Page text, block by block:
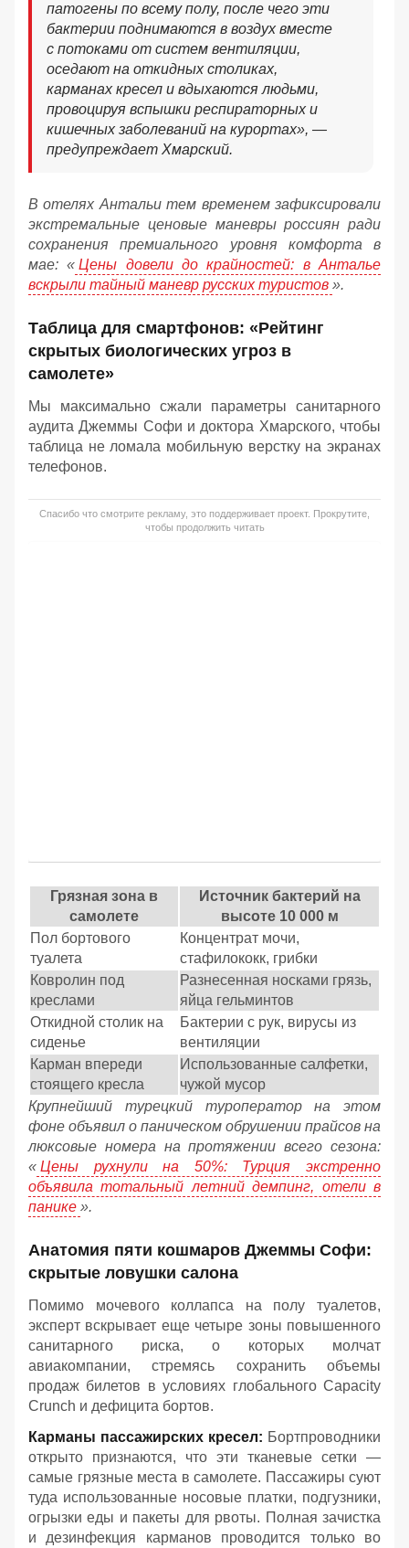
патогены по всему полу, после чего эти
бактерии поднимаются в воздух вместе
с потоками от систем вентиляции,
оседают на откидных столиках,
карманах кресел и вдыхаются людьми,
провоцируя вспышки респираторных и
кишечных заболеваний на курортах», —
предупреждает Хмарский.
В отелях Антальи тем временем зафиксировали
экстремальные ценовые маневры россиян ради
сохранения премиального уровня комфорта в
мае: « Цены довели до крайностей: в Анталье
вскрыли тайный маневр русских туристов ».
Таблица для смартфонов: «Рейтинг
скрытых биологических угроз в
самолете»
Мы максимально сжали параметры санитарного
аудита Джеммы Софи и доктора Хмарского, чтобы
таблица не ломала мобильную верстку на экранах
телефонов.
Спасибо что смотрите рекламу, это поддерживает проект. Прокрутите,
чтобы продолжить читать
Грязная зона в
самолете
Источник бактерий на
высоте 10 000 м
Пол бортового
туалета
Концентрат мочи,
стафилококк, грибки
Ковролин под
креслами
Разнесенная носками грязь,
яйца гельминтов
Откидной столик на
сиденье
Бактерии с рук, вирусы из
вентиляции
Карман впереди
стоящего кресла
Использованные салфетки,
чужой мусор
Крупнейший турецкий туроператор на этом
фоне объявил о паническом обрушении прайсов на
люксовые номера на протяжении всего сезона:
« Цены рухнули на 50%: Турция экстренно
объявила тотальный летний демпинг, отели в
панике ».
Анатомия пяти кошмаров Джеммы Софи:
скрытые ловушки салона
Помимо мочевого коллапса на полу туалетов,
эксперт вскрывает еще четыре зоны повышенного
санитарного риска, о которых молчат
авиакомпании, стремясь сохранить объемы
продаж билетов в условиях глобального Capacity
Crunch и дефицита бортов.
Карманы пассажирских кресел: Бортпроводники
открыто признаются, что эти тканевые сетки —
самые грязные места в самолете. Пассажиры суют
туда использованные носовые платки, подгузники,
огрызки еды и пакеты для рвоты. Полная зачистка
и дезинфекция карманов проводится только во